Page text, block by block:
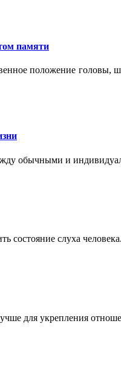
памяти
положение
обычными и
состояние слуха человека.
для укрепления